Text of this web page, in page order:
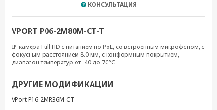
КОНСУЛЬТАЦИЯ
VPORT P06-2M80M-CT-T
IP-камера Full HD с питанием по PoE, со встроенным микрофоном, с
фокусным расстоянием 8.0 мм, с конформным покрытием,
диапазон температур от -40 до 70°C
ДРУГИЕ МОДИФИКАЦИИ
VPort P16-2MR36M-CT